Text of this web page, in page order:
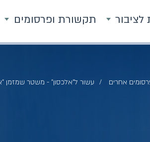
לציבור תקשורת ופרסומים
אחרים עשור ל"אלכסון" - משטר שמזמן